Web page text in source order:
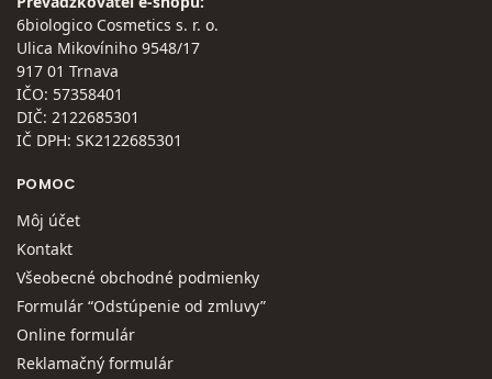
6biologico Cosmetics s. r. o.
Ulica Mikovíniho 9548/17
917 01 Trnava
IČO: 57358401
DIČ: 2122685301
IČ DPH: SK2122685301
POMOC
Môj účet
Kontakt
Všeobecné obchodné podmienky
Formulár “Odstúpenie od zmluvy”
Online formulár
Reklamačný formulár